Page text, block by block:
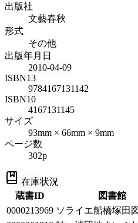
出版社
文藝春秋
形式
その他
出版年月日
2010-04-09
ISBN13
9784167131142
ISBN10
4167131145
サイズ
93mm × 66mm × 9mm
ページ数
302p
在庫状況
蔵書ID
図書館
0000213969 ソライエ船橋塚田